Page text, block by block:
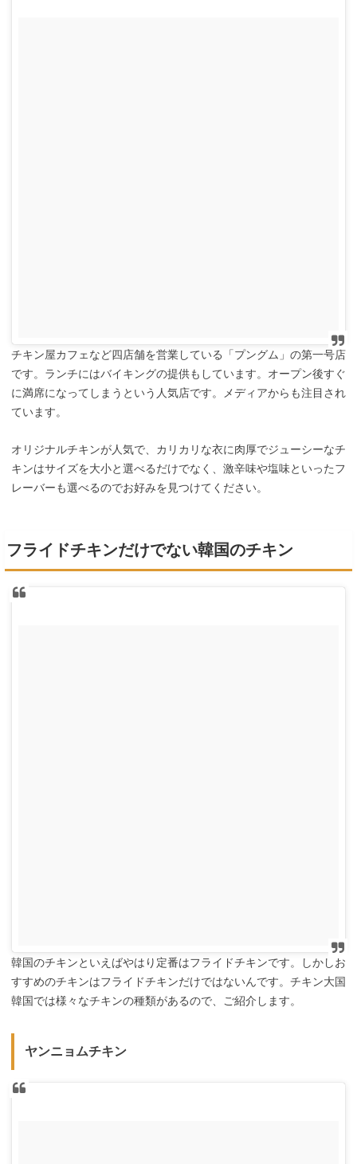
チキン屋カフェなど四店舗を営業している「プングム」の第一号店
です。ランチにはバイキングの提供もしています。オープン後すぐ
に満席になってしまうという人気店です。メディアからも注目され
ています。
オリジナルチキンが人気で、カリカリな衣に肉厚でジューシーなチ
キンはサイズを大小と選べるだけでなく、激辛味や塩味といったフ
レーバーも選べるのでお好みを見つけてください。
フライドチキンだけでない韓国のチキン
韓国のチキンといえばやはり定番はフライドチキンです。しかしお
すすめのチキンはフライドチキンだけではないんです。チキン大国
韓国では様々なチキンの種類があるので、ご紹介します。
ヤンニョムチキン